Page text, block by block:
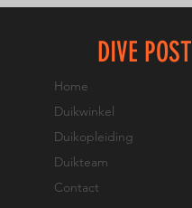
DIVE POST
Home
Duikwinkel
Duikopleiding
Duikteam
Contact